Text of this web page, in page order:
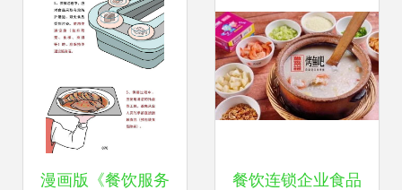
漫画版《餐饮服务 餐饮连锁企业食品